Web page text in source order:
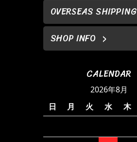
OVERSEAS SHIPPING
SHOP INFO
CALENDAR
2026年8月
日
月 火 水 木